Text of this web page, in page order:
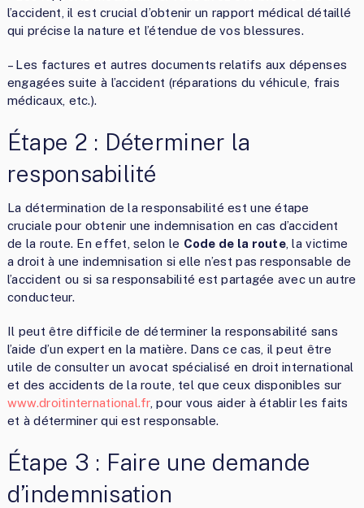
l’accident, il est crucial d’obtenir un rapport médical détaillé
qui précise la nature et l’étendue de vos blessures.
– Les factures et autres documents relatifs aux dépenses
engagées suite à l’accident (réparations du véhicule, frais
médicaux, etc.).
Étape 2 : Déterminer la
responsabilité
La détermination de la responsabilité est une étape
cruciale pour obtenir une indemnisation en cas d’accident
de la route. En effet, selon le Code de la route, la victime
a droit à une indemnisation si elle n’est pas responsable de
l’accident ou si sa responsabilité est partagée avec un autre
conducteur.
Il peut être difficile de déterminer la responsabilité sans
l’aide d’un expert en la matière. Dans ce cas, il peut être
utile de consulter un avocat spécialisé en droit international
et des accidents de la route, tel que ceux disponibles sur
www.droitinternational.fr, pour vous aider à établir les faits
et à déterminer qui est responsable.
Étape 3 : Faire une demande
d’indemnisation